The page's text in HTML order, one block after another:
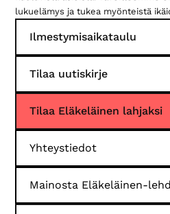
lukuelämys ja tukea myönteistä
Ilmestymisaikataulu
Tilaa uutiskirje
Tilaa Eläkeläinen lahjaksi
Yhteystiedot
Mainosta Eläkeläinen-